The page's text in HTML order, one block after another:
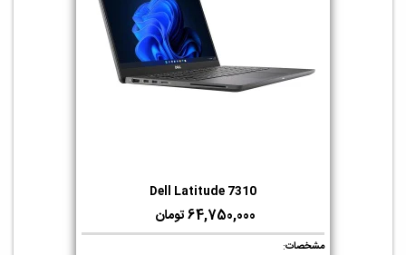
Dell Latitude 7310
64,750,000 تومان
مشخصات: